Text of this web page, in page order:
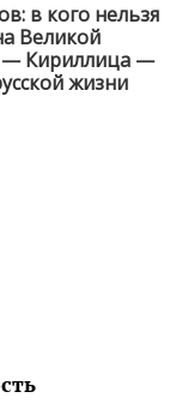
в кого нельзя
Великой
— Кириллица —
жизни